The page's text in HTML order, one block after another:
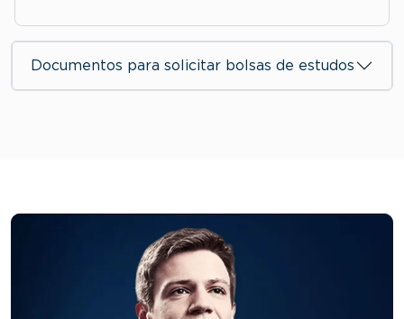
Documentos para solicitar bolsas de estudos